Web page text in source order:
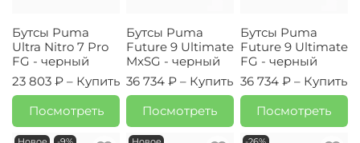
Бутсы Puma
Ultra Nitro 7 Pro
FG - черный
23 803 ₽ – Купить
Посмотреть
Бутсы Puma
Future 9 Ultimate
MxSG - черный
36 734 ₽ – Купить
Посмотреть
Бутсы Puma
Future 9 Ultimate
FG - черный
36 734 ₽ – Купить
Посмотреть